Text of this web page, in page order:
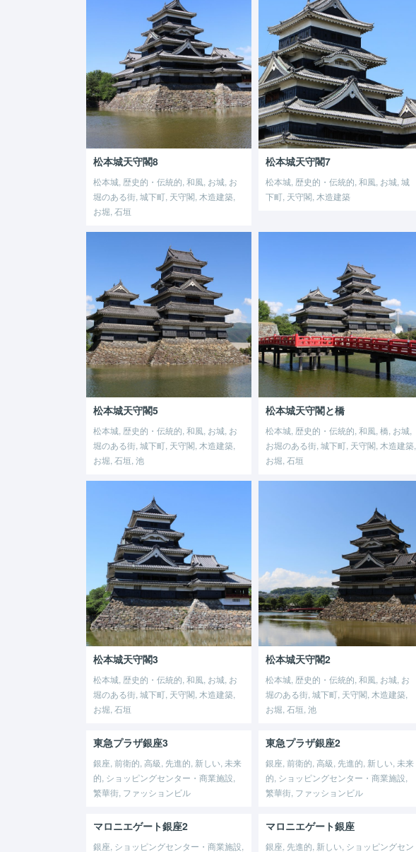
松本城天守閣8
松本城, 歴史的・伝統的, 和風, お城, お
堀のある街, 城下町, 天守閣, 木造建築,
お堀, 石垣
松本城天守閣7
松本城, 歴史的・伝統的, 和風, お城, 城
下町, 天守閣, 木造建築
松本城天守閣5
松本城, 歴史的・伝統的, 和風, お城, お
堀のある街, 城下町, 天守閣, 木造建築,
お堀, 石垣, 池
松本城天守閣と橋
松本城, 歴史的・伝統的, 和風, 橋, お城,
お堀のある街, 城下町, 天守閣, 木造建築,
お堀, 石垣
松本城天守閣3
松本城, 歴史的・伝統的, 和風, お城, お
堀のある街, 城下町, 天守閣, 木造建築,
お堀, 石垣
松本城天守閣2
松本城, 歴史的・伝統的, 和風, お城, お
堀のある街, 城下町, 天守閣, 木造建築,
お堀, 石垣, 池
東急プラザ銀座3
銀座, 前衛的, 高級, 先進的, 新しい, 未来
的, ショッピングセンター・商業施設,
繁華街, ファッションビル
東急プラザ銀座2
銀座, 前衛的, 高級, 先進的, 新しい, 未来
的, ショッピングセンター・商業施設,
繁華街, ファッションビル
マロニエゲート銀座2
銀座, ショッピングセンター・商業施設,
マロニエゲート銀座
銀座, 先進的, 新しい, ショッピングセン